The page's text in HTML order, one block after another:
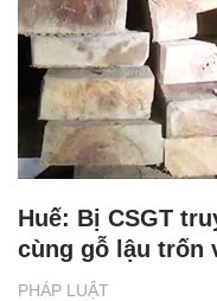
PHÁP LUẬT
Huế: Bị CSGT
cùng gỗ lậu trốn